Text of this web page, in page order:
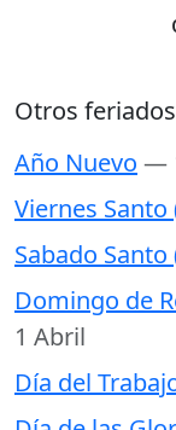
Otros
Año Nuevo —
Viernes Santo
Sabado Santo
Domingo de
1 Abril
Día del